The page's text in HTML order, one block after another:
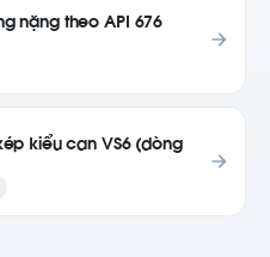
nặng theo API 676
kiểu can VS6 (dòng